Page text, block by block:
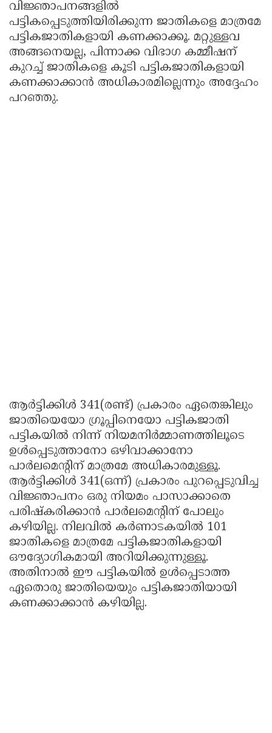
വിജ്ഞാപനങ്ങളിൽ
പട്ടികപ്പെടുത്തിയിരിക്കുന്ന ജാതികളെ മാത്രമേ
പട്ടികജാതികളായി കണക്കാക്കൂ. മറ്റുള്ളവ
അങ്ങനെയല്ല, പിന്നാക്ക വിഭാഗ കമ്മീഷന്
കുറച്ച് ജാതികളെ കൂടി പട്ടികജാതികളായി
കണക്കാക്കാൻ അധികാരമില്ലെന്നും അദ്ദേഹം
പറഞ്ഞു.
ആർട്ടിക്കിൾ 341(രണ്ട്) പ്രകാരം ഏതെങ്കിലും
ജാതിയെയോ ഗ്രൂപ്പിനെയോ പട്ടികജാതി
പട്ടികയിൽ നിന്ന് നിയമനിർമ്മാണത്തിലൂടെ
ഉൾപ്പെടുത്താനോ ഒഴിവാക്കാനോ
പാർലമെന്റിന് മാത്രമേ അധികാരമുള്ളൂ.
ആർട്ടിക്കിൾ 341(ഒന്ന്) പ്രകാരം പുറപ്പെടുവിച്ച
വിജ്ഞാപനം ഒരു നിയമം പാസാക്കാതെ
പരിഷ്കരിക്കാൻ പാർലമെന്റിന് പോലും
കഴിയില്ല. നിലവിൽ കർണാടകയിൽ 101
ജാതികളെ മാത്രമേ പട്ടികജാതികളായി
ഔദ്യോഗികമായി അറിയിക്കുന്നുള്ളൂ.
അതിനാൽ ഈ പട്ടികയിൽ ഉൾപ്പെടാത്ത
ഏതൊരു ജാതിയെയും പട്ടികജാതിയായി
കണക്കാക്കാൻ കഴിയില്ല.